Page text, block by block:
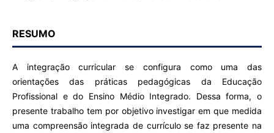
RESUMO
A integração curricular se configura como uma das
orientações das práticas pedagógicas da Educação
Profissional e do Ensino Médio Integrado. Dessa forma, o
presente trabalho tem por objetivo investigar em que medida
uma compreensão integrada de currículo se faz presente na